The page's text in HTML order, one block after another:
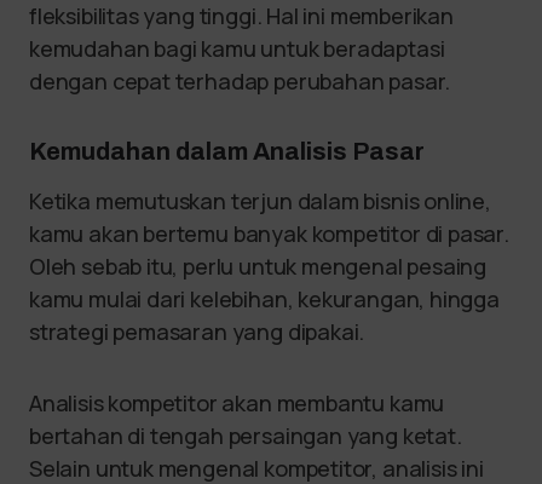
fleksibilitas yang tinggi. Hal ini memberikan
kemudahan bagi kamu untuk beradaptasi
dengan cepat terhadap perubahan pasar.
Kemudahan dalam Analisis Pasar
Ketika memutuskan terjun dalam bisnis online,
kamu akan bertemu banyak kompetitor di pasar.
Oleh sebab itu, perlu untuk mengenal pesaing
kamu mulai dari kelebihan, kekurangan, hingga
strategi pemasaran yang dipakai.
Analisis kompetitor akan membantu kamu
bertahan di tengah persaingan yang ketat.
Selain untuk mengenal kompetitor, analisis ini